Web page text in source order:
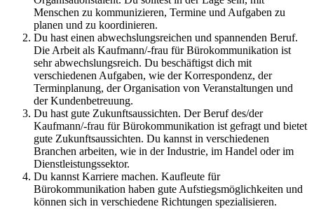
Menschen zu kommunizieren, Termine und Aufgaben zu
planen und zu koordinieren.
Du hast einen abwechslungsreichen und spannenden Beruf.
Die Arbeit als Kaufmann/-frau für Bürokommunikation ist
sehr abwechslungsreich. Du beschäftigst dich mit
verschiedenen Aufgaben, wie der Korrespondenz, der
Terminplanung, der Organisation von Veranstaltungen und
der Kundenbetreuung.
Du hast gute Zukunftsaussichten. Der Beruf des/der
Kaufmann/-frau für Bürokommunikation ist gefragt und bietet
gute Zukunftsaussichten. Du kannst in verschiedenen
Branchen arbeiten, wie in der Industrie, im Handel oder im
Dienstleistungssektor.
Du kannst Karriere machen. Kaufleute für
Bürokommunikation haben gute Aufstiegsmöglichkeiten und
können sich in verschiedene Richtungen spezialisieren.